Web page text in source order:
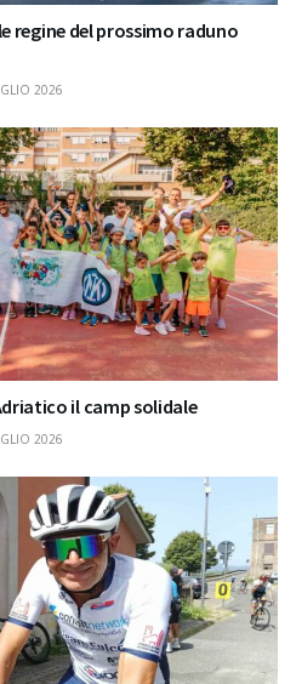
regine del prossimo raduno
2026
il camp solidale
2026